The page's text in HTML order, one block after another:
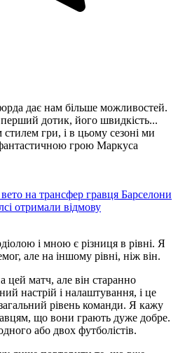
дає нам більше можливостей.
дотик, його швидкість...
гри, і в цьому сезоні ми
грою Маркуса
на трансфер гравця Барселони
отримали відмову
і мною є різниця в рівні. Я
але на іншому рівні, ніж він.
цей матч, але він старанно
настрій і налаштування, і це
рівень команди. Я кажу
що вони грають дуже добре.
або двох футболістів.